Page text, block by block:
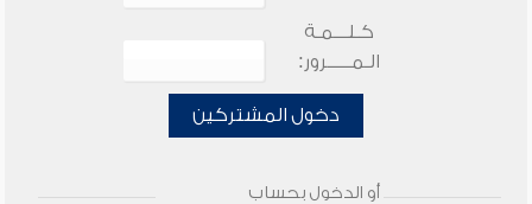
كـلـــمـة
الـمـــــرور:
دخول المشتركين
أو الدخول بحساب